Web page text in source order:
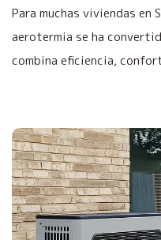
Para muchas viviendas en
aerotermia se ha
combina eficiencia,